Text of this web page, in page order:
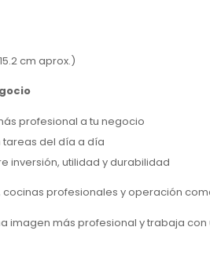
cm aprox.)
profesional a tu negocio
del día a día
inversión, utilidad y durabilidad
cocinas profesionales y operación
imagen más profesional y trabaja